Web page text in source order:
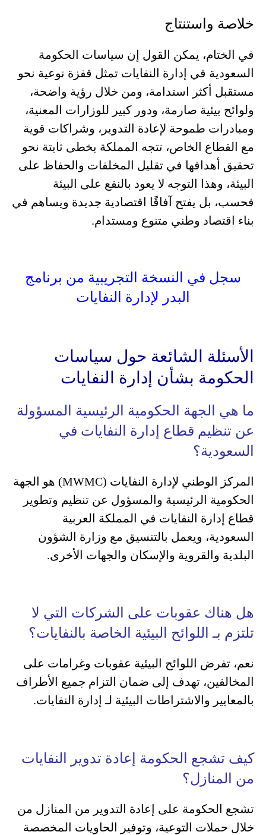
خلاصة واستنتاج
في الختام، يمكن القول إن سياسات الحكومة
السعودية في إدارة النفايات تمثل قفزة نوعية نحو
مستقبل أكثر استدامة، ومن خلال رؤية واضحة،
ولوائح بيئية صارمة، ودور كبير للوزارات المعنية،
ومبادرات طموحة لإعادة التدوير، وشراكات قوية
مع القطاع الخاص، تتجه المملكة بخطى ثابتة نحو
تحقيق أهدافها في تقليل المخلفات والحفاظ على
البيئة، وهذا التوجه لا يعود بالنفع على البيئة
فحسب، بل يفتح آفاقًا اقتصادية جديدة ويساهم في
بناء اقتصاد وطني متنوع ومستدام.
سجل في النسخة التجريبية من برنامج
البدر لإدارة النفايات
الأسئلة الشائعة حول سياسات
الحكومة بشأن إدارة النفايات
ما هي الجهة الحكومية الرئيسية المسؤولة
عن تنظيم قطاع إدارة النفايات في
السعودية؟
المركز الوطني لإدارة النفايات (MWMC) هو الجهة
الحكومية الرئيسية والمسؤول عن تنظيم وتطوير
قطاع إدارة النفايات في المملكة العربية
السعودية، ويعمل بالتنسيق مع وزارة الشؤون
البلدية والقروية والإسكان والجهات الأخرى.
هل هناك عقوبات على الشركات التي لا
تلتزم بـ اللوائح البيئية الخاصة بالنفايات؟
نعم، تفرض اللوائح البيئية عقوبات وغرامات على
المخالفين، تهدف إلى ضمان التزام جميع الأطراف
بالمعايير والاشتراطات البيئية لـ إدارة النفايات.
كيف تشجع الحكومة إعادة تدوير النفايات
من المنازل؟
تشجع الحكومة على إعادة التدوير من المنازل من
خلال حملات التوعية، وتوفير الحاويات المخصصة